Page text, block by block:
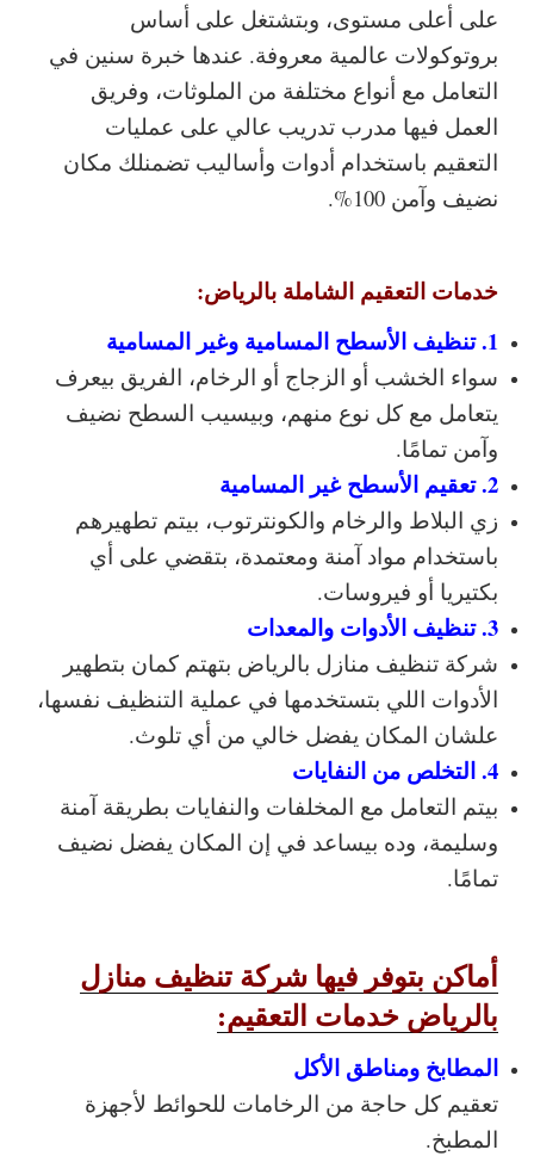
على أعلى مستوى، وبتشتغل على أساس
بروتوكولات عالمية معروفة. عندها خبرة سنين في
التعامل مع أنواع مختلفة من الملوثات، وفريق
العمل فيها مدرب تدريب عالي على عمليات
التعقيم باستخدام أدوات وأساليب تضمنلك مكان
نضيف وآمن 100%.
خدمات التعقيم الشاملة بالرياض:
1. تنظيف الأسطح المسامية وغير المسامية
سواء الخشب أو الزجاج أو الرخام، الفريق بيعرف
يتعامل مع كل نوع منهم، وبيسيب السطح نضيف
وآمن تمامًا.
2. تعقيم الأسطح غير المسامية
زي البلاط والرخام والكونترتوب، بيتم تطهيرهم
باستخدام مواد آمنة ومعتمدة، بتقضي على أي
بكتيريا أو فيروسات.
3. تنظيف الأدوات والمعدات
شركة تنظيف منازل بالرياض بتهتم كمان بتطهير
الأدوات اللي بتستخدمها في عملية التنظيف نفسها،
علشان المكان يفضل خالي من أي تلوث.
4. التخلص من النفايات
بيتم التعامل مع المخلفات والنفايات بطريقة آمنة
وسليمة، وده بيساعد في إن المكان يفضل نضيف
تمامًا.
أماكن بتوفر فيها شركة تنظيف منازل
بالرياض خدمات التعقيم:
المطابخ ومناطق الأكل
تعقيم كل حاجة من الرخامات للحوائط لأجهزة
المطبخ.